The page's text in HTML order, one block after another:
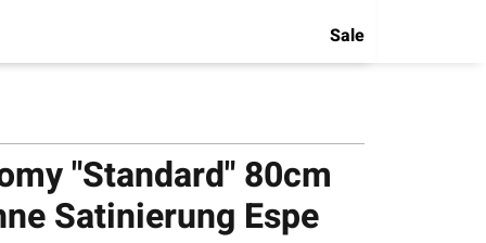
Sale
"Standard" 80cm
Satinierung Espe